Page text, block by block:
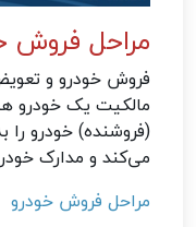
مراحل فروش
فروش خودرو و
مالکیت یک خودرو
(فروشنده) خودرو را
می‌کند و مدارک
مراحل فروش خودرو